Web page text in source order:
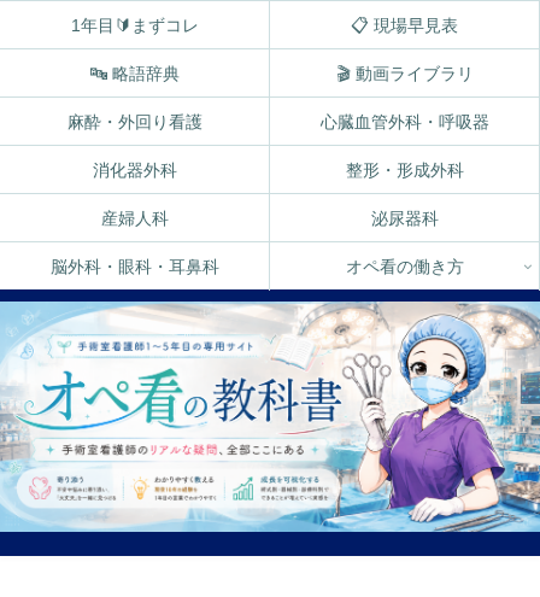
1年目🔰まずコレ 📋 現場早見表
🔤 略語辞典 🎬 動画ライブラリ
麻酔・外回り看護 心臓血管外科・呼吸器
消化器外科 整形・形成外科
産婦人科 泌尿器科
脳外科・眼科・耳鼻科 オペ看の働き方